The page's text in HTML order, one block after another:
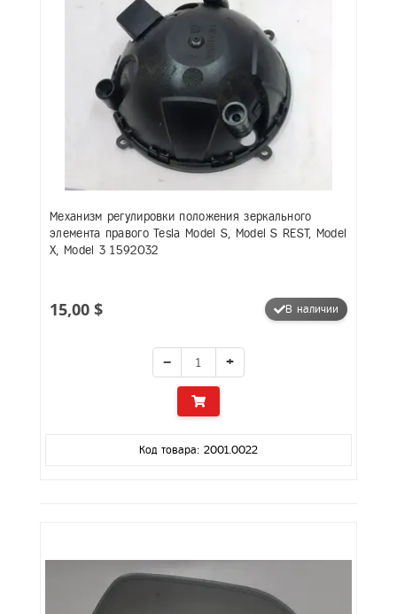
Механизм регулировки положения зеркального
элемента правого Tesla Model S, Model S REST, Model
X, Model 3 1592032
15,00 $ В наличии
− +
Код товара: 2001.0022